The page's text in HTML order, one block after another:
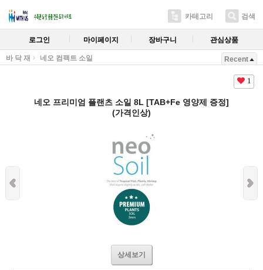
카테고리 검색
로그인 마이페이지 장바구니 관심상품
바 닥 재 네오 컴팩트 소일 Recent
1
네오 프리미엄 플랜츠 소일 8L [TAB+Fe 영양제 증정]
(가격인상)
상세보기